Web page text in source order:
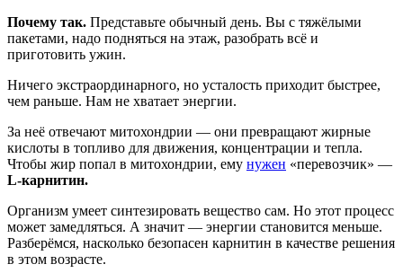
Почему так. Представьте обычный день. Вы с тяжёлыми
пакетами, надо подняться на этаж, разобрать всё и
приготовить ужин.
Ничего экстраординарного, но усталость приходит быстрее,
чем раньше. Нам не хватает энергии.
За неё отвечают митохондрии — они превращают жирные
кислоты в топливо для движения, концентрации и тепла.
Чтобы жир попал в митохондрии, ему нужен «перевозчик» —
L-карнитин.
Организм умеет синтезировать вещество сам. Но этот процесс
может замедляться. А значит — энергии становится меньше.
Разберёмся, насколько безопасен карнитин в качестве решения
в этом возрасте.